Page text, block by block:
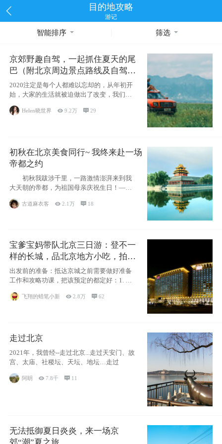
目的地攻略
游记
智能排序 筛选
京郊野趣自驾，一起抓住夏天的尾
巴（附北京周边景点路线及自驾攻
略）
2020注定是每个人都难以忘却的，从年初开
始，大家的生活就被迫做出了改变，我们也
不例外。本来双双辞职是为
Helen晓世界 9.2万 29
初秋在北京美食同行~ 我终来赴一场
帝都之约
初秋我跋涉千里，一路激情澎湃来到我
大天朝的帝都，为祖国母亲庆祝生日！——
古道麻衣客 2.1万  18
宝爹宝妈带队北京三日游：登不一
样的长城，品北京地方小吃，拍盘
古七星夜景！
出发前的准备：抵达京城之前需要做好准备
工作和攻略功课，把该预定的都定好：1. 酒
飞翔的蜡笔小新 2.8万 62
走过北京
2021年，我曾经--走过北京...走过天安门、故
宫、太庙、社稷坛、天坛、地坛…走过
阿眀 7.8千  11
无法抵御夏日炎炎，来一场京